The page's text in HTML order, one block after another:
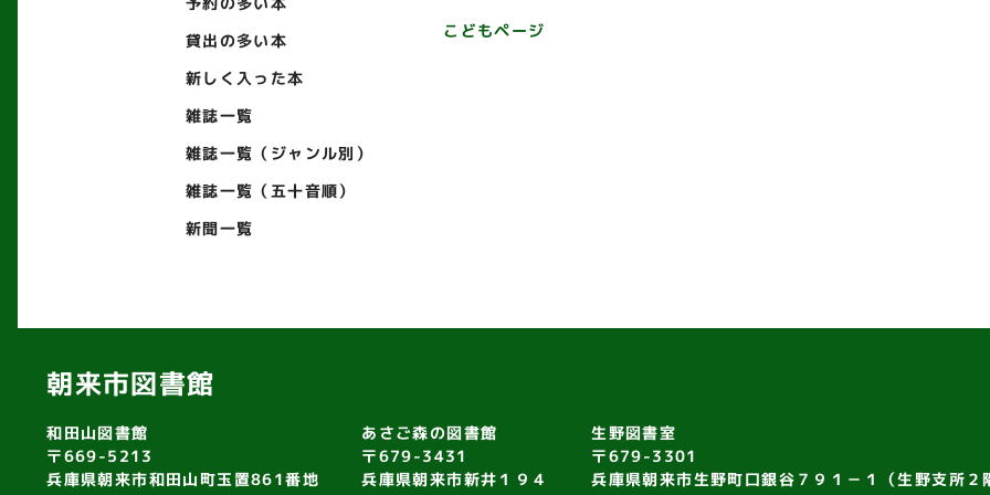
貸出の多い本
新しく入った本
雑誌一覧
雑誌一覧（ジャンル別）
雑誌一覧（五十音順）
新聞一覧
こどもページ
朝来市図書館
和田山図書館
〒669-5213
兵庫県朝来市和田山町玉置861番地
あさご森の図書館
〒679-3431
兵庫県朝来市新井１９４
生野図書室
〒679-3301
兵庫県朝来市生野町口銀谷７９１－１（生野支所２